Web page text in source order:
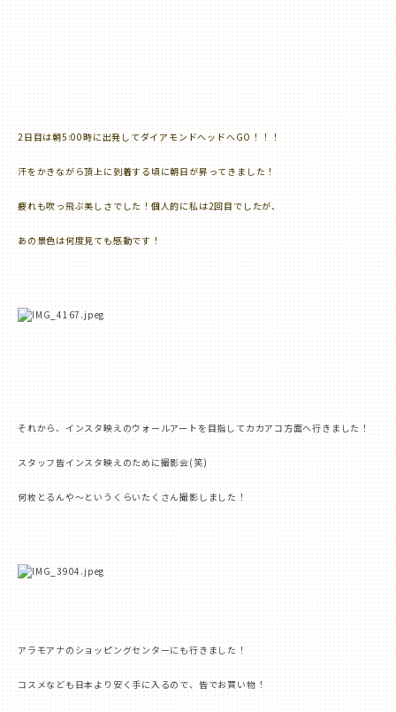
2 日目は朝5:00時に出発してダイアモンドヘッドへGO ！！！
汗をかきながら頂上に到着する頃に朝日が昇ってきました！
疲れも吹っ飛ぶ美しさでした！個人的に私は2回目でしたが、
あの景色は何度見ても感動です！
それから、インスタ映えのウォールアートを目指してカカアコ方面へ行きました！
スタッフ皆インスタ映えのために撮影会( 笑)
何枚とるんや〜というくらいたくさん撮影しました！
アラモアナのショッピングセンターにも行きました！
コスメなども日本より安く手に入るので、皆でお買い物！